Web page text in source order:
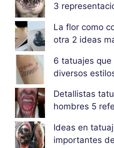
3
La flor como
otra 2 ideas
6 tatuajes
diversos
Detallistas
hombres 5
Ideas en
importantes